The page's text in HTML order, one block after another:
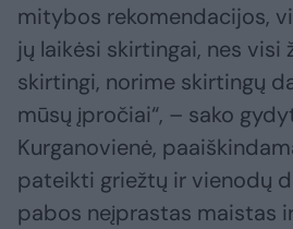
mitybos rekomendacijos,
jų laikėsi skirtingai, nes visi
skirtingi, norime skirtingų
mūsų įpročiai“, – sako
Kurganovienė,
pateikti griežtų ir vienodų
pabos neįprastas maistas